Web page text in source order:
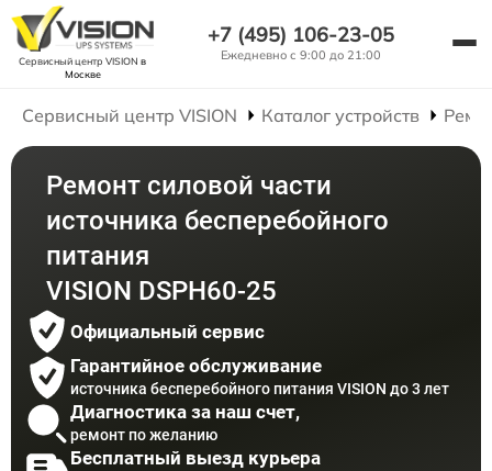
Сервисный центр VISION в
Москве
+7 (495) 106-23-05
Ежедневно с 9:00 до 21:00
Сервисный центр VISION Каталог устройств
Ремонт силовой части
источника бесперебойного
питания
VISION DSPH60-25
Официальный сервис
Гарантийное обслуживание
источника бесперебойного питания VISION до 3 лет
Диагностика за наш счет,
ремонт по желанию
Бесплатный выезд курьера